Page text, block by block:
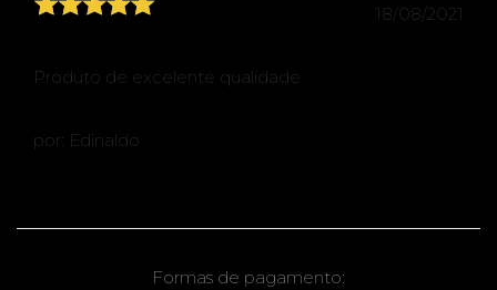
18/08/2021
Produto de excelente qualidade
por: Edinaldo
Formas de pagamento: